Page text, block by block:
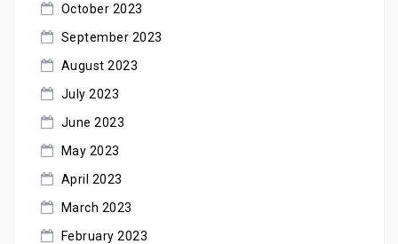
October 2023
September 2023
August 2023
July 2023
June 2023
May 2023
April 2023
March 2023
February 2023